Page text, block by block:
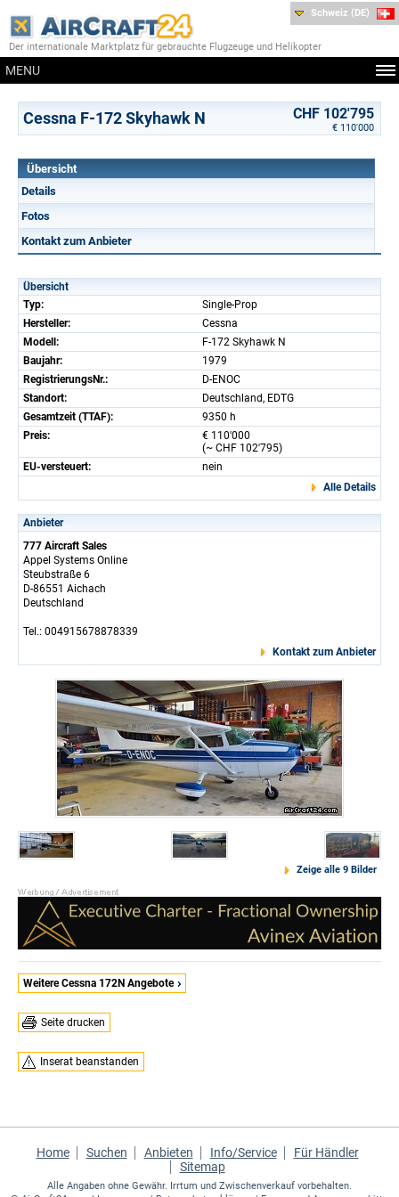
Der internationale Marktplatz für gebrauchte Flugzeuge und Helikopter
MENU
Schweiz (DE)
Cessna F-172 Skyhawk N CHF 102'795
€ 110'000
Übersicht
Details
Fotos
Kontakt zum Anbieter
Übersicht
Typ:
Single-Prop
Hersteller:
Cessna
Modell:
F-172 Skyhawk N
Baujahr:
1979
RegistrierungsNr.:
D-ENOC
Standort:
Deutschland, EDTG
Gesamtzeit (TTAF):
9350 h
Preis:
€ 110'000
(~ CHF 102'795)
EU-versteuert:
nein
Alle Details
Anbieter
777 Aircraft Sales
Appel Systems Online
Steubstraße 6
D-86551 Aichach
Deutschland
Tel.: 004915678878339
Kontakt zum Anbieter
Zeige alle 9 Bilder
Weitere Cessna 172N Angebote
Seite drucken
Inserat beanstanden
Home Suchen Anbieten Info/Service
Für Händler
Sitemap
Alle Angaben ohne Gewähr. Irrtum und Zwischenverkauf vorbehalten.